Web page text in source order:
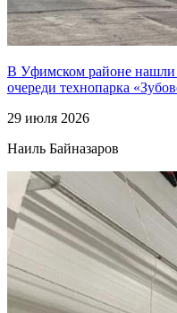
В Уфимском районе нашли
очереди технопарка
29 июля 2026
Наиль Байназаров